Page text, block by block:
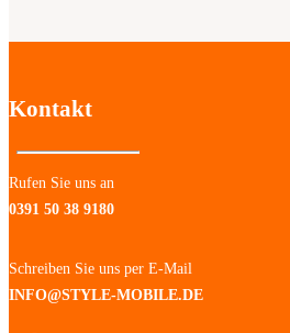
Kontakt
Rufen Sie uns an
0391 50 38 9180
Schreiben Sie uns per E-Mail
INFO@STYLE-MOBILE.DE